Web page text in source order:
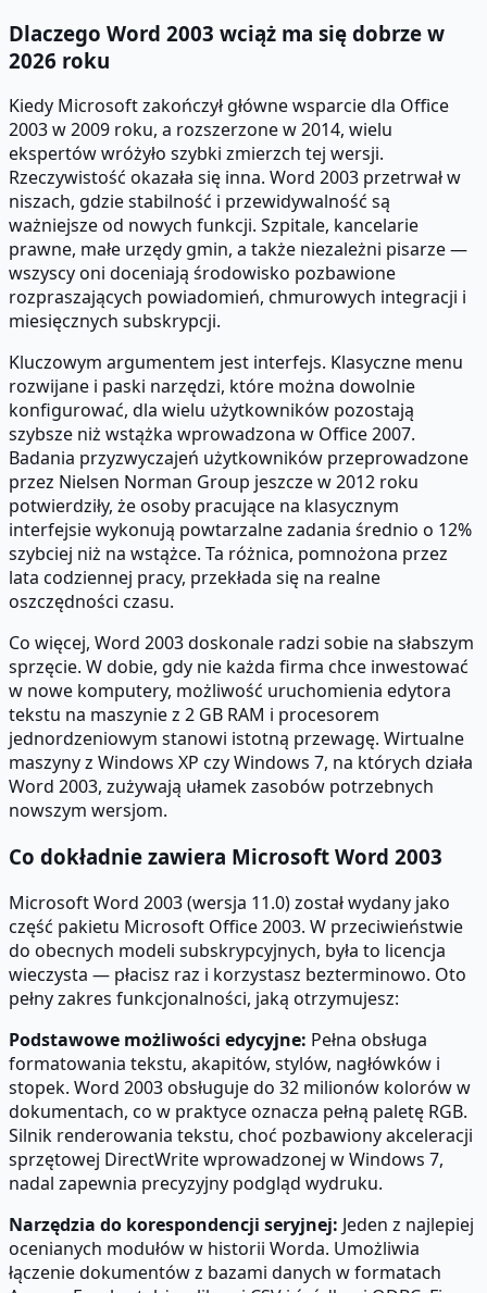
Dlaczego Word 2003 wciąż ma się dobrze w
2026 roku
Kiedy Microsoft zakończył główne wsparcie dla Office
2003 w 2009 roku, a rozszerzone w 2014, wielu
ekspertów wróżyło szybki zmierzch tej wersji.
Rzeczywistość okazała się inna. Word 2003 przetrwał w
niszach, gdzie stabilność i przewidywalność są
ważniejsze od nowych funkcji. Szpitale, kancelarie
prawne, małe urzędy gmin, a także niezależni pisarze —
wszyscy oni doceniają środowisko pozbawione
rozpraszających powiadomień, chmurowych integracji i
miesięcznych subskrypcji.
Kluczowym argumentem jest interfejs. Klasyczne menu
rozwijane i paski narzędzi, które można dowolnie
konfigurować, dla wielu użytkowników pozostają
szybsze niż wstążka wprowadzona w Office 2007.
Badania przyzwyczajeń użytkowników przeprowadzone
przez Nielsen Norman Group jeszcze w 2012 roku
potwierdziły, że osoby pracujące na klasycznym
interfejsie wykonują powtarzalne zadania średnio o 12%
szybciej niż na wstążce. Ta różnica, pomnożona przez
lata codziennej pracy, przekłada się na realne
oszczędności czasu.
Co więcej, Word 2003 doskonale radzi sobie na słabszym
sprzęcie. W dobie, gdy nie każda firma chce inwestować
w nowe komputery, możliwość uruchomienia edytora
tekstu na maszynie z 2 GB RAM i procesorem
jednordzeniowym stanowi istotną przewagę. Wirtualne
maszyny z Windows XP czy Windows 7, na których działa
Word 2003, zużywają ułamek zasobów potrzebnych
nowszym wersjom.
Co dokładnie zawiera Microsoft Word 2003
Microsoft Word 2003 (wersja 11.0) został wydany jako
część pakietu Microsoft Office 2003. W przeciwieństwie
do obecnych modeli subskrypcyjnych, była to licencja
wieczysta — płacisz raz i korzystasz bezterminowo. Oto
pełny zakres funkcjonalności, jaką otrzymujesz:
Podstawowe możliwości edycyjne: Pełna obsługa
formatowania tekstu, akapitów, stylów, nagłówków i
stopek. Word 2003 obsługuje do 32 milionów kolorów w
dokumentach, co w praktyce oznacza pełną paletę RGB.
Silnik renderowania tekstu, choć pozbawiony akceleracji
sprzętowej DirectWrite wprowadzonej w Windows 7,
nadal zapewnia precyzyjny podgląd wydruku.
Narzędzia do korespondencji seryjnej: Jeden z najlepiej
ocenianych modułów w historii Worda. Umożliwia
łączenie dokumentów z bazami danych w formatach